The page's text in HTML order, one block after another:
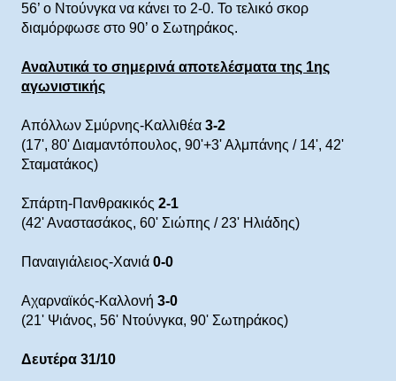
56’ ο Ντούνγκα να κάνει το 2-0. Το τελικό σκορ
διαμόρφωσε στο 90’ ο Σωτηράκος.
Αναλυτικά το σημερινά αποτελέσματα της 1ης
αγωνιστικής
Απόλλων Σμύρνης-Καλλιθέα 3-2
(17', 80' Διαμαντόπουλος, 90'+3' Αλμπάνης / 14', 42'
Σταματάκος)
Σπάρτη-Πανθρακικός 2-1
(42' Αναστασάκος, 60' Σιώπης / 23' Ηλιάδης)
Παναιγιάλειος-Χανιά 0-0
Αχαρναϊκός-Καλλονή 3-0
(21' Ψιάνος, 56' Ντούνγκα, 90' Σωτηράκος)
Δευτέρα 31/10